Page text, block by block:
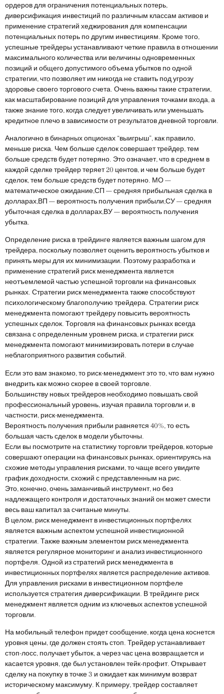
ордеров для ограничения потенциальных потерь,
диверсификация инвестиций по различным классам активов и
применение стратегий хеджирования для компенсации
потенциальных потерь по другим инвестициям. Кроме того,
успешные трейдеры устанавливают четкие правила в отношении
максимального количества или величины одновременных
позиций и общего допустимого объема убытков по одной
стратегии, что позволяет им никогда не ставить под угрозу
здоровье своего торгового счета. Очень важны такие стратегии,
как масштабирование позиций для управления точками входа, а
также знание того, когда следует увеличивать или уменьшать
кредитное плечо в зависимости от результатов дневной торговли.
Аналогично в бинарных опционах “выигрыш”, как правило,
меньше риска. Чем больше сделок совершает трейдер, тем
больше средств будет потеряно. Это означает, что в среднем в
каждой сделке трейдер теряет 20 центов, и чем больше будет
сделок, тем больше средств будет потеряно. МО —
математическое ожидание,СП — средняя прибыльная сделка в
долларах,ВП — вероятность получения прибыли,СУ — средняя
убыточная сделка в долларах,ВУ — вероятность получения
убытка.
Определение риска в трейдинге является важным шагом для
трейдера, поскольку позволяет оценить вероятность убытков и
принять меры для их минимизации. Поэтому разработка и
применение стратегий риск менеджмента является
неотъемлемой частью успешной торговли на финансовых
рынках. Стратегии риск менеджмента также способствуют
психологическому благополучию трейдера. Стратегии риск
менеджмента помогают трейдеру повысить вероятность
успешных сделок. Торговля на финансовых рынках всегда
связана с определенным уровнем риска, и стратегии риск
менеджмента помогают минимизировать потери в случае
неблагоприятного развития событий.
Если это вам знакомо, то риск-менеджмент это то, что вам нужно
внедрить как можно скорее в своей торговле.
Большинству новых трейдеров необходимо повышать свой
профессиональный уровень, изучая правила торговли и, в
частности, риск-менеджмента.
Вероятность получения прибыли равняется 40%, то есть
большая часть сделок в модели убыточны.
Если вы посмотрите на статистику торговли трейдеров, которые
совершают операции на финансовых рынках, ориентируясь на
схожие методы управления рисками, то чаще всего увидите
график доходности, схожий с представленным на рис.
Это, конечно, очень заманчивый инструмент, но без
надлежащего контроля и достаточных знаний он может смести
весь ваш капитал за считаные минуты.
В целом, риск менеджмент в инвестиционных портфелях
является важным аспектом успешной инвестиционной
стратегии. Также важным элементом риск менеджмента
является регулярное мониторинг и анализ инвестиционного
портфеля. Одной из стратегий риск менеджмента в
инвестиционных портфелях является распределение активов.
Для управления рисками в инвестиционном портфеле
используется стратегия диверсификации. В трейдинге риск
менеджмент является одним из ключевых аспектов успешной
торговли.
На мобильный телефон придет сообщение, когда цена коснется
уровня цены, где должен стоять стоп. Трейдер устанавливает
стоп-лосс, получает убыток, а через час цена возвращается и
касается уровня, где был установлен тейк-профит. Открывает
сделку на покупку в точке 3 и ожидает как минимум возврат
историческому максимуму. К примеру, трейдер составляет